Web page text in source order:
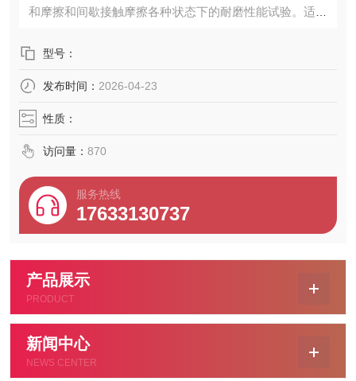
和摩擦和间歇接触摩擦各种状态下的耐磨性能试验。适用
型号：
发布时间： 2026-04-23
性质：
访问量： 870
服务热线
17633130737
产品展示
PRODUCT
新闻中心
NEWS CENTER